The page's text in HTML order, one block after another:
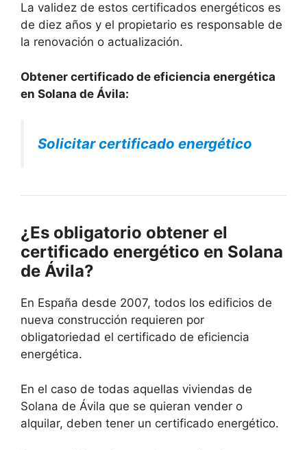
La validez de estos certificados energéticos es
de diez años y el propietario es responsable de
la renovación o actualización.
Obtener certificado de eficiencia energética
en Solana de Ávila:
Solicitar certificado energético
¿Es obligatorio obtener el
certificado energético en Solana
de Ávila?
En España desde 2007, todos los edificios de
nueva construcción requieren por
obligatoriedad el certificado de eficiencia
energética.
En el caso de todas aquellas viviendas de
Solana de Ávila que se quieran vender o
alquilar, deben tener un certificado energético.